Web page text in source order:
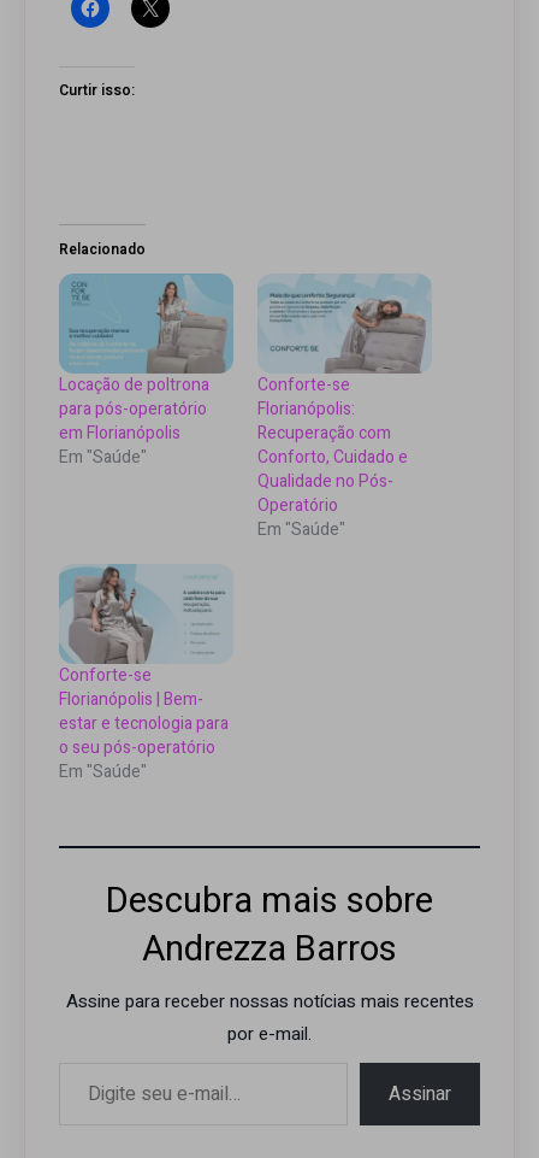
Curtir isso:
Relacionado
Locação de poltrona
para pós-operatório
em Florianópolis
Em "Saúde"
Conforte-se
Florianópolis:
Recuperação com
Conforto, Cuidado e
Qualidade no Pós-
Operatório
Em "Saúde"
Conforte-se
Florianópolis | Bem-
estar e tecnologia para
o seu pós-operatório
Em "Saúde"
Descubra mais sobre
Andrezza Barros
Assine para receber nossas notícias mais recentes
por e-mail.
Assinar